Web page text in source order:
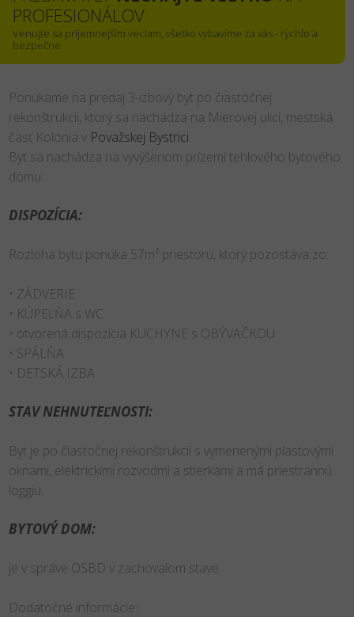
PROFESIONÁLOV
Venujte sa príjemnejším veciam, všetko vybavíme za vás - rýchlo a
bezpečne
Ponúkame na predaj 3-izbový byt po čiastočnej
rekonštrukcii, ktorý sa nachádza na Mierovej ulici, mestská
časť Kolónia v Považskej Bystrici.
Byt sa nachádza na vyvýšenom prízemí tehlového bytového
domu.
DISPOZÍCIA:
Rozloha bytu ponúka 57m² priestoru, ktorý pozostáva zo:
• ZÁDVERIE
• KÚPEĽŇA s WC
• otvorená dispozícia KUCHYNE s OBÝVAČKOU
• SPÁLŇA
• DETSKÁ IZBA
STAV NEHNUTEĽNOSTI:
Byt je po čiastočnej rekonštrukcii s vymenenými plastovými
oknami, elektrickími rozvodmi a stierkami a má priestrannú
loggiu.
BYTOVÝ DOM:
je v správe OSBD v zachovalom stave.
Dodatočné informácie: